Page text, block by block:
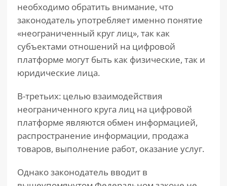
необходимо обратить внимание, что
законодатель употребляет именно понятие
«неограниченный круг лиц», так как
субъектами отношений на цифровой
платформе могут быть как физические, так и
юридические лица.
В-третьих: целью взаимодействия
неограниченного круга лиц на цифровой
платформе являются обмен информацией,
распространение информации, продажа
товаров, выполнение работ, оказание услуг.
Однако законодатель вводит в